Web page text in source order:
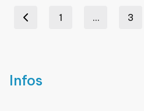
Seitennummerierung
1 … 3
Infos